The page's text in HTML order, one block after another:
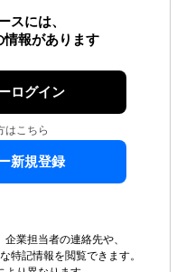
スには、
情報があります
ログイン
はこちら
新規登録
業担当者の連絡先や、
特記情報を閲覧できます。